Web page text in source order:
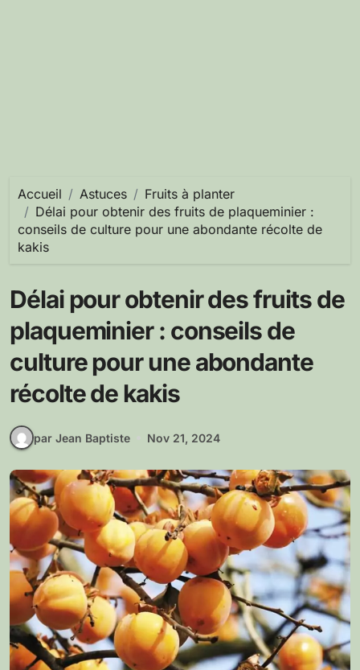
Accueil Astuces
Fruits à planter
Délai pour obtenir des fruits de plaqueminier :
conseils de culture pour une abondante récolte de
kakis
Délai pour obtenir des fruits de
plaqueminier : conseils de
culture pour une abondante
récolte de kakis
par Jean Baptiste Nov 21, 2024